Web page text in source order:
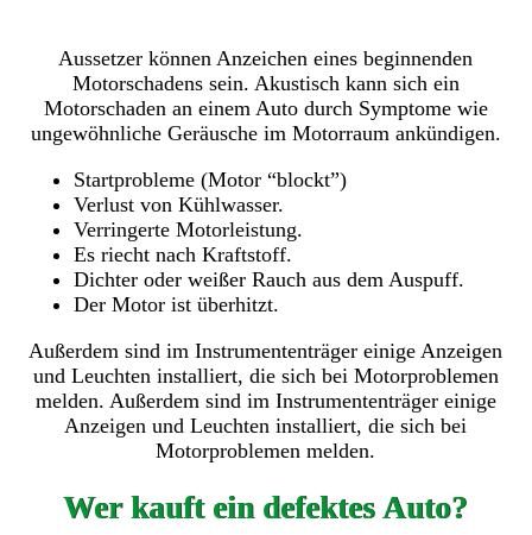
Aussetzer können Anzeichen eines beginnenden
Motorschadens sein. Akustisch kann sich ein
Motorschaden an einem Auto durch Symptome wie
ungewöhnliche Geräusche im Motorraum ankündigen.
Startprobleme (Motor “blockt”)
Verlust von Kühlwasser.
Verringerte Motorleistung.
Es riecht nach Kraftstoff.
Dichter oder weißer Rauch aus dem Auspuff.
Der Motor ist überhitzt.
Außerdem sind im Instrumententräger einige Anzeigen
und Leuchten installiert, die sich bei Motorproblemen
melden. Außerdem sind im Instrumententräger einige
Anzeigen und Leuchten installiert, die sich bei
Motorproblemen melden.
Wer kauft ein defektes Auto?